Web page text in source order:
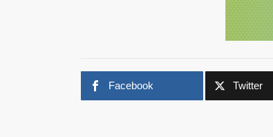
Facebook Twitter